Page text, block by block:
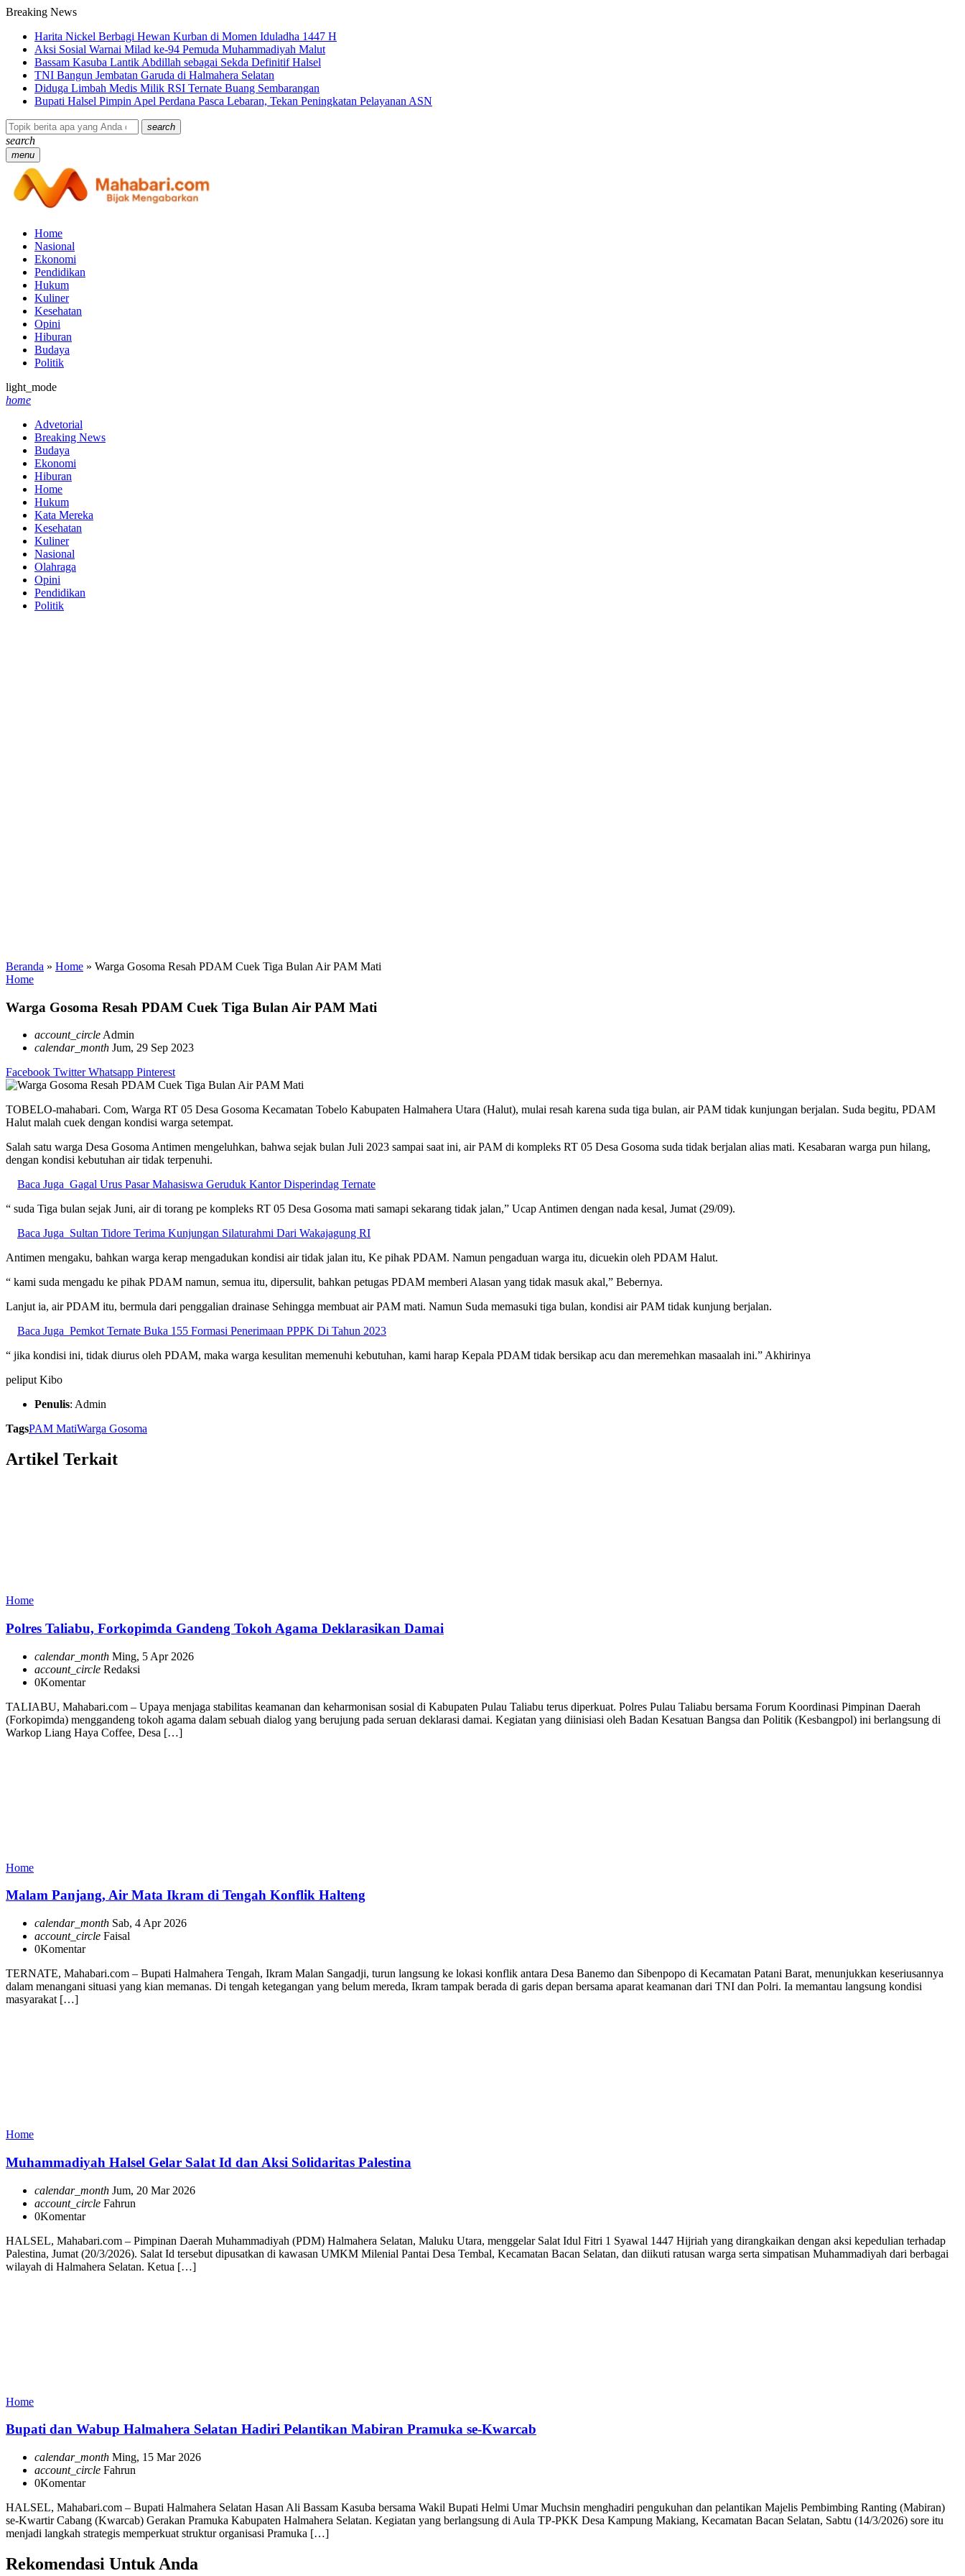
Breaking News
Harita Nickel Berbagi Hewan Kurban di Momen Iduladha 1447 H
Aksi Sosial Warnai Milad ke-94 Pemuda Muhammadiyah Malut
Bassam Kasuba Lantik Abdillah sebagai Sekda Definitif Halsel
TNI Bangun Jembatan Garuda di Halmahera Selatan
Diduga Limbah Medis Milik RSI Ternate Buang Sembarangan
Bupati Halsel Pimpin Apel Perdana Pasca Lebaran, Tekan Peningkatan Pelayanan ASN
search
search
menu
Home
Nasional
Ekonomi
Pendidikan
Hukum
Kuliner
Kesehatan
Opini
Hiburan
Budaya
Politik
light_mode
home
Advetorial
Breaking News
Budaya
Ekonomi
Hiburan
Home
Hukum
Kata Mereka
Kesehatan
Kuliner
Nasional
Olahraga
Opini
Pendidikan
Politik
Beranda » Home » Warga Gosoma Resah PDAM Cuek Tiga Bulan Air PAM Mati
Home
Warga Gosoma Resah PDAM Cuek Tiga Bulan Air PAM Mati
account_circleAdmin
calendar_month Jum, 29 Sep 2023
Facebook Twitter Whatsapp Pinterest
TOBELO-mahabari. Com, Warga RT 05 Desa Gosoma Kecamatan Tobelo Kabupaten Halmahera Utara (Halut), mulai resah karena suda tiga bulan, air PAM tidak kunjungan berjalan. Suda begitu, PDAM
Halut malah cuek dengan kondisi warga setempat.
Salah satu warga Desa Gosoma Antimen mengeluhkan, bahwa sejak bulan Juli 2023 sampai saat ini, air PAM di kompleks RT 05 Desa Gosoma suda tidak berjalan alias mati. Kesabaran warga pun hilang,
dengan kondisi kebutuhan air tidak terpenuhi.
Baca Juga Gagal Urus Pasar Mahasiswa Geruduk Kantor Disperindag Ternate
“ suda Tiga bulan sejak Juni, air di torang pe kompleks RT 05 Desa Gosoma mati samapi sekarang tidak jalan,” Ucap Antimen dengan nada kesal, Jumat (29/09).
Baca Juga Sultan Tidore Terima Kunjungan Silaturahmi Dari Wakajagung RI
Antimen mengaku, bahkan warga kerap mengadukan kondisi air tidak jalan itu, Ke pihak PDAM. Namun pengaduan warga itu, dicuekin oleh PDAM Halut.
“ kami suda mengadu ke pihak PDAM namun, semua itu, dipersulit, bahkan petugas PDAM memberi Alasan yang tidak masuk akal,” Bebernya.
Lanjut ia, air PDAM itu, bermula dari penggalian drainase Sehingga membuat air PAM mati. Namun Suda memasuki tiga bulan, kondisi air PAM tidak kunjung berjalan.
Baca Juga Pemkot Ternate Buka 155 Formasi Penerimaan PPPK Di Tahun 2023
“ jika kondisi ini, tidak diurus oleh PDAM, maka warga kesulitan memenuhi kebutuhan, kami harap Kepala PDAM tidak bersikap acu dan meremehkan masaalah ini.” Akhirinya
peliput Kibo
Penulis: Admin
TagsPAM MatiWarga Gosoma
Artikel Terkait
Home
Polres Taliabu, Forkopimda Gandeng Tokoh Agama Deklarasikan Damai
calendar_month Ming, 5 Apr 2026
account_circle Redaksi
0Komentar
TALIABU, Mahabari.com – Upaya menjaga stabilitas keamanan dan keharmonisan sosial di Kabupaten Pulau Taliabu terus diperkuat. Polres Pulau Taliabu bersama Forum Koordinasi Pimpinan Daerah
(Forkopimda) menggandeng tokoh agama dalam sebuah dialog yang berujung pada seruan deklarasi damai. Kegiatan yang diinisiasi oleh Badan Kesatuan Bangsa dan Politik (Kesbangpol) ini berlangsung di
Warkop Liang Haya Coffee, Desa […]
Home
Malam Panjang, Air Mata Ikram di Tengah Konflik Halteng
calendar_month Sab, 4 Apr 2026
account_circle Faisal
0Komentar
TERNATE, Mahabari.com – Bupati Halmahera Tengah, Ikram Malan Sangadji, turun langsung ke lokasi konflik antara Desa Banemo dan Sibenpopo di Kecamatan Patani Barat, menunjukkan keseriusannya
dalam menangani situasi yang kian memanas. Di tengah ketegangan yang belum mereda, Ikram tampak berada di garis depan bersama aparat keamanan dari TNI dan Polri. Ia memantau langsung kondisi
masyarakat […]
Home
Muhammadiyah Halsel Gelar Salat Id dan Aksi Solidaritas Palestina
calendar_month Jum, 20 Mar 2026
account_circle Fahrun
0Komentar
HALSEL, Mahabari.com – Pimpinan Daerah Muhammadiyah (PDM) Halmahera Selatan, Maluku Utara, menggelar Salat Idul Fitri 1 Syawal 1447 Hijriah yang dirangkaikan dengan aksi kepedulian terhadap
Palestina, Jumat (20/3/2026). Salat Id tersebut dipusatkan di kawasan UMKM Milenial Pantai Desa Tembal, Kecamatan Bacan Selatan, dan diikuti ratusan warga serta simpatisan Muhammadiyah dari berbagai
wilayah di Halmahera Selatan. Ketua […]
Home
Bupati dan Wabup Halmahera Selatan Hadiri Pelantikan Mabiran Pramuka se-Kwarcab
calendar_month Ming, 15 Mar 2026
account_circle Fahrun
0Komentar
HALSEL, Mahabari.com – Bupati Halmahera Selatan Hasan Ali Bassam Kasuba bersama Wakil Bupati Helmi Umar Muchsin menghadiri pengukuhan dan pelantikan Majelis Pembimbing Ranting (Mabiran)
se-Kwartir Cabang (Kwarcab) Gerakan Pramuka Kabupaten Halmahera Selatan. Kegiatan yang berlangsung di Aula TP-PKK Desa Kampung Makiang, Kecamatan Bacan Selatan, Sabtu (14/3/2026) sore itu
menjadi langkah strategis memperkuat struktur organisasi Pramuka […]
Rekomendasi Untuk Anda